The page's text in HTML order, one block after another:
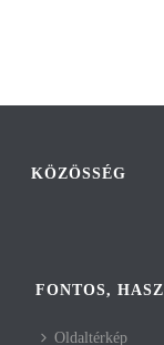
KÖZÖSSÉG
FONTOS,
Oldaltérkép